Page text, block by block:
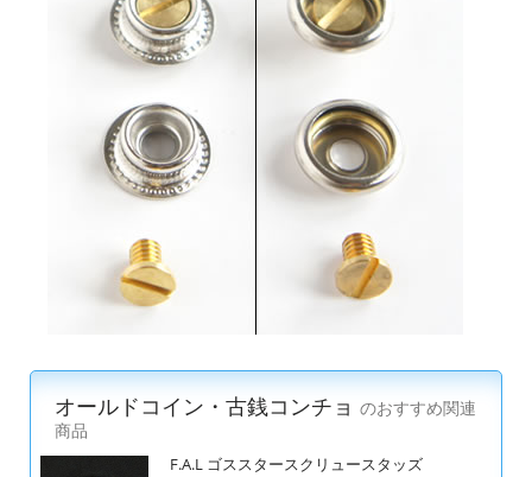
オールドコイン・古銭コンチョ のおすすめ関連
商品
F.A.L ゴススタースクリュースタッズ